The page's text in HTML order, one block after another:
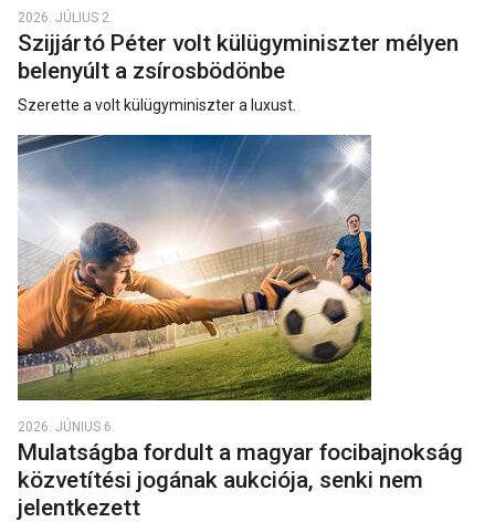
2026. JÚLIUS 2.
Szijjártó Péter volt külügyminiszter mélyen
belenyúlt a zsírosbödönbe
Szerette a volt külügyminiszter a luxust.
2026. JÚNIUS 6.
Mulatságba fordult a magyar focibajnokság
közvetítési jogának aukciója, senki nem
jelentkezett